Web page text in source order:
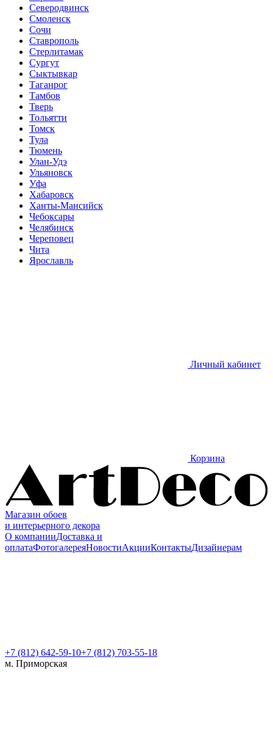
Северодвинск
Смоленск
Сочи
Ставрополь
Стерлитамак
Сургут
Сыктывкар
Таганрог
Тамбов
Тверь
Тольятти
Томск
Тула
Тюмень
Улан-Удэ
Ульяновск
Уфа
Хабаровск
Ханты-Мансийск
Чебоксары
Челябинск
Череповец
Чита
Ярославль
Личный кабинет
Корзина
Магазин обоев
и интерьерного декора
О компанииДоставка и
оплатаФотогалереяНовостиАкцииКонтактыДизайнерам
+7 (812) 642-59-10+7 (812) 703-55-18
м. Приморская